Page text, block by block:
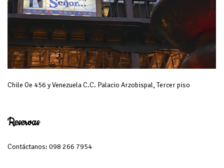
Chile Oe 456 y Venezuela C.C. Palacio Arzobispal, Tercer piso
Reservas
Contáctanos: 098 266 7954